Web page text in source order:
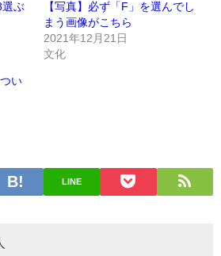
選ぶ
【写真】必ず「F」を選んでし
まう画像がこちら
2021年12月21日
文化
い
LINE